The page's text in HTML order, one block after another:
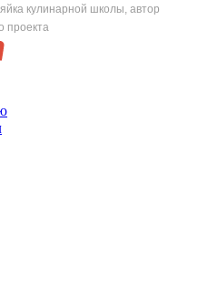
кулинарной школы, автор
проекта